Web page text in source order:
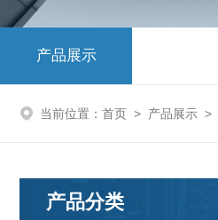
产品展示
当前位置： 首页 > 产品展示 >
产品分类